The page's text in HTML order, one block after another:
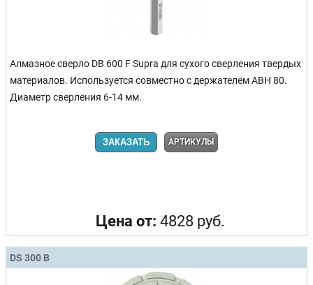
Алмазное сверло DB 600 F Supra для сухого сверления твердых
материалов. Используется совместно с держателем ABH 80.
Диаметр сверления 6-14 мм.
ЗАКАЗАТЬ АРТИКУЛЫ
Цена от: 4828 руб.
DS 300 B